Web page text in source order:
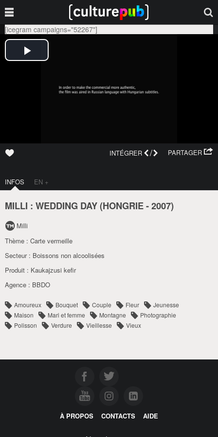
[icegram campaigns="52267"]
PARTAGER
INTÉGRER /
INFOS EN +
MILLI : WEDDING DAY (HONGRIE-2007)
Milli
Thème : Carte vermeille
Secteur : Boissons non alcoolisées
Produit : Kaukajzusi kefir
Agence : BBDO
Amoureux Bouquet Couple Fleur
Jeunesse
Maison
Mari et femme Montagne
Photographie
Polisson
Verdure Vieillesse Vieux
À PROPOS CONTACTS AIDE